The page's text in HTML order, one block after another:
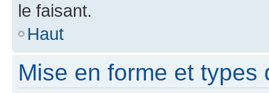
le faisant.
Haut
Mise en forme et types